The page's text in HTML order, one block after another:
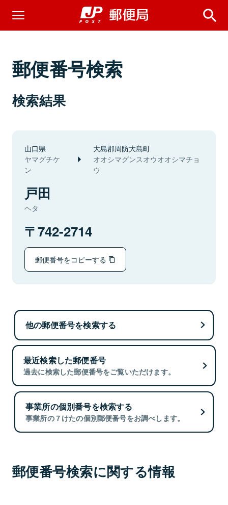
郵便番号検索
検索結果
山口県
ヤマグチケ
ン
大島郡周防大島町
オオシマグンスオウオオシマチョ
ウ
戸田
ヘタ
742-2714
郵便番号をコピーする
他の郵便番号を検索する
最近検索した郵便番号
過去に検索した郵便番号をご覧いただけます。
事業所の個別番号を検索する
事業所の７けたの個別郵便番号をお調べします。
郵便番号検索に関する情報